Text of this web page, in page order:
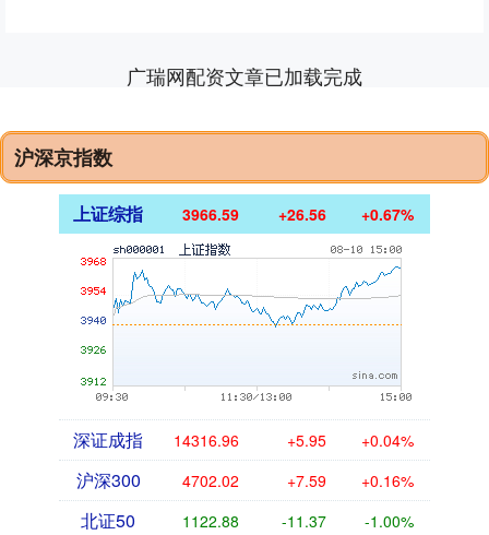
广瑞网配资文章已加载完成
沪深京指数
上证综指 3966.59 +26.56 +0.67%
深证成指 14316.96 +5.95 +0.04%
沪深300 4702.02 +7.59 +0.16%
北证50 1122.88 -11.37 -1.00%